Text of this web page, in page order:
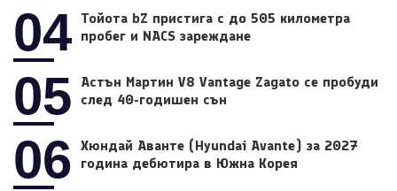
04 Тойота bZ пристига с до 505 километра
пробег и NACS зареждане
05
Астън Мартин V8 Vantage Zagato се пробуди
след 40-годишен сън
06
Хюндай Аванте (Hyundai Avante) за 2027
година дебютира в Южна Корея